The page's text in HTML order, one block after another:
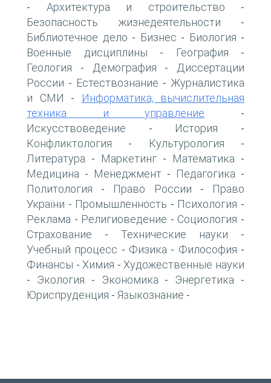
- Архитектура и строительство -
Безопасность жизнедеятельности -
Библиотечное дело - Бизнес - Биология -
Военные дисциплины - География -
Геология - Демография -
Диссертации
России - Естествознание - Журналистика
и СМИ -
Информатика, вычислительная
техника и управление -
Искусствоведение - История -
Конфликтология - Культурология -
Литература - Маркетинг - Математика -
Медицина - Менеджмент - Педагогика -
Политология - Право России -
Право
України - Промышленность - Психология -
Реклама - Религиоведение - Социология -
Страхование - Технические науки -
Учебный процесс - Физика - Философия -
Финансы -Химия -Художественные науки
- Экология - Экономика - Энергетика -
Юриспруденция - Языкознание -